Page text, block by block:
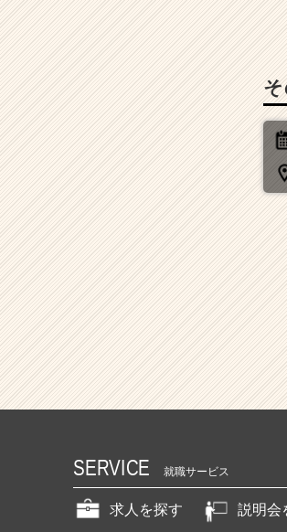
SERVICE 就職サービス
求人を探す 説明会